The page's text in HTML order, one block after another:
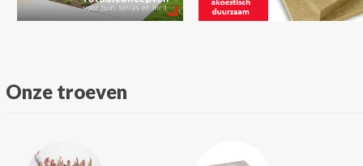
Onze troeven